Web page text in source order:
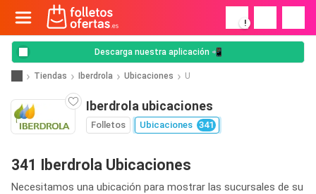
!
Descarga nuestra aplicación 📲
Tiendas Iberdrola Ubicaciones U
Iberdrola ubicaciones
Folletos Ubicaciones 341
341 Iberdrola Ubicaciones
Necesitamos una ubicación para mostrar las sucursales de su